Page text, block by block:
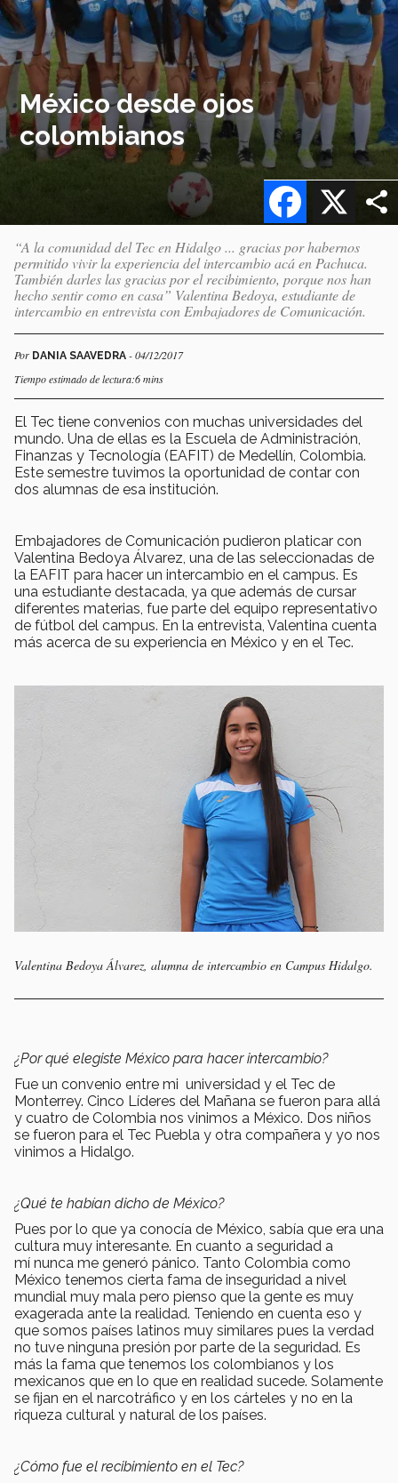
México desde ojos
colombianos
X
Facebook
“A la comunidad del Tec en Hidalgo ... gracias por habernos
permitido vivir la experiencia del intercambio acá en Pachuca.
También darles las gracias por el recibimiento, porque nos han
hecho sentir como en casa” Valentina Bedoya, estudiante de
intercambio en entrevista con Embajadores de Comunicación.
Por DANIA SAAVEDRA - 04/12/2017
Tiempo estimado de lectura:6 mins
El Tec tiene convenios con muchas universidades del
mundo. Una de ellas es la Escuela de Administración,
Finanzas y Tecnología (EAFIT) de Medellín, Colombia.
Este semestre tuvimos la oportunidad de contar con
dos alumnas de esa institución.
Embajadores de Comunicación pudieron platicar con
Valentina Bedoya Álvarez, una de las seleccionadas de
la EAFIT para hacer un intercambio en el campus. Es
una estudiante destacada, ya que además de cursar
diferentes materias, fue parte del equipo representativo
de fútbol del campus. En la entrevista, Valentina cuenta
más acerca de su experiencia en México y en el Tec.
Valentina Bedoya Álvarez, alumna de intercambio en Campus Hidalgo.
¿Por qué elegiste México para hacer intercambio?
Fue un convenio entre mi universidad y el Tec de
Monterrey. Cinco Líderes del Mañana se fueron para allá
y cuatro de Colombia nos vinimos a México. Dos niños
se fueron para el Tec Puebla y otra compañera y yo nos
vinimos a Hidalgo.
¿Qué te habían dicho de México?
Pues por lo que ya conocía de México, sabía que era una
cultura muy interesante. En cuanto a seguridad a
mí nunca me generó pánico. Tanto Colombia como
México tenemos cierta fama de inseguridad a nivel
mundial muy mala pero pienso que la gente es muy
exagerada ante la realidad. Teniendo en cuenta eso y
que somos países latinos muy similares pues la verdad
no tuve ninguna presión por parte de la seguridad. Es
más la fama que tenemos los colombianos y los
mexicanos que en lo que en realidad sucede. Solamente
se fijan en el narcotráfico y en los cárteles y no en la
riqueza cultural y natural de los países.
¿Cómo fue el recibimiento en el Tec?